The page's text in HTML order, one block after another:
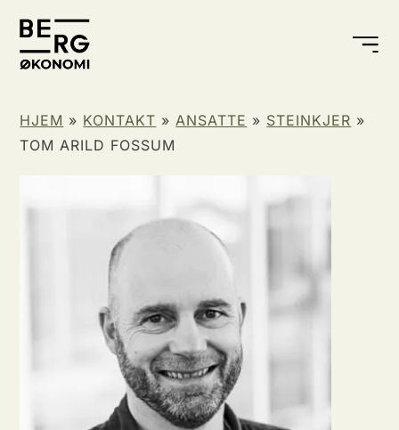
HJEM » KONTAKT »ANSATTE » STEINKJER »
TOM ARILD FOSSUM